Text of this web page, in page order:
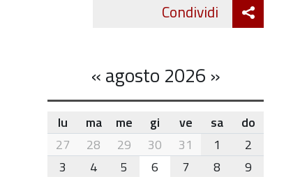
Condividi Twitter
«agosto 2026 »
month-
8
lu ma me gi ve sa
do
27
28 29 30 31 1
2
3
4 5 6 7 8
9